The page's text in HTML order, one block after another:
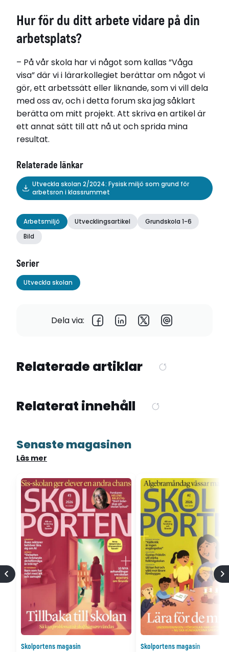
Hur för du ditt arbete vidare på din
arbetsplats?
– På vår skola har vi något som kallas ”Våga
visa” där vi i lärarkollegiet berättar om något vi
gör, ett arbetssätt eller liknande, som vi vill dela
med oss av, och i detta forum ska jag såklart
berätta om mitt projekt. Att skriva en artikel är
ett annat sätt till att nå ut och sprida mina
resultat.
Relaterade länkar
Utveckla skolan 2/2024: Fysisk miljö som grund för
arbetsron i klassrummet
Arbetsmiljö Utvecklingsartikel
Grundskola 1-6
Bild
Serier
Utveckla skolan
Dela via:
Relaterade artiklar
Relaterat innehåll
Senaste magasinen
Läs mer
Skolportens magasin
Skolportens magasin